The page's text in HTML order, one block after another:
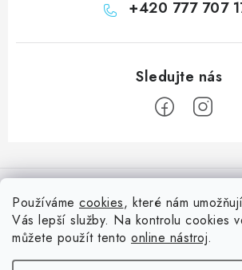
Používáme cookies, které nám
Vás lepší služby. Na kontrolu cookies
můžete použít tento online nástroj.
+420 777 707
á
Doprava
Nepřehlédněte
Blog s nápady a návody